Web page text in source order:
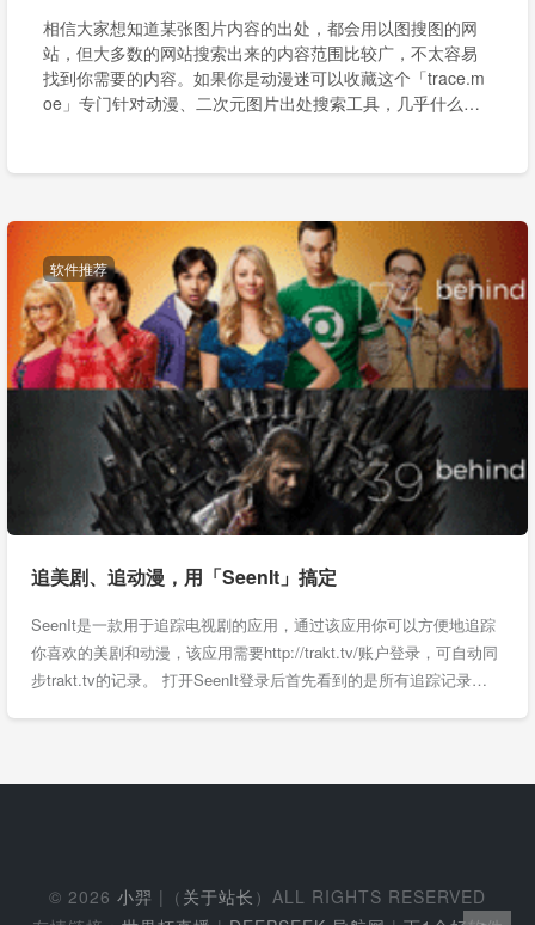
相信大家想知道某张图片内容的出处，都会用以图搜图的网
站，但大多数的网站搜索出来的内容范围比较广，不太容易
找到你需要的内容。如果你是动漫迷可以收藏这个「trace.m
oe」专门针对动漫、二次元图片出处搜索工具，几乎什么类
软件推荐
追美剧、追动漫，用「SeenIt」搞定
SeenIt是一款用于追踪电视剧的应用，通过该应用你可以方便地追踪
你喜欢的美剧和动漫，该应用需要http://trakt.tv/账户登录，可自动同
步trakt.tv的记录。 打开SeenIt登录后首先看到的是所有追踪记录…
© 2026 小羿 |（ 关于站长 ）ALL RIGHTS RESERVED